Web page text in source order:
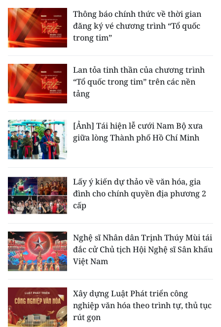
ENGLISH
中文
РУССКИЙ
ESPAÑOL
한국어
Thông báo chính thức về thời gian
đăng ký vé chương trình “Tổ quốc
trong tim”
Lan tỏa tinh thần của chương trình
“Tổ quốc trong tim” trên các nền
tảng
[Ảnh] Tái hiện lễ cưới Nam Bộ xưa
giữa lòng Thành phố Hồ Chí Minh
Lấy ý kiến dự thảo về văn hóa, gia
đình cho chính quyền địa phương 2
cấp
Nghệ sĩ Nhân dân Trịnh Thúy Mùi tái
đắc cử Chủ tịch Hội Nghệ sĩ Sân khấu
Việt Nam
Xây dựng Luật Phát triển công
nghiệp văn hóa theo trình tự, thủ tục
rút gọn